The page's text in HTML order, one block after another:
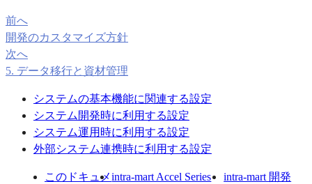
前へ
開発のカスタマイズ方針
次へ
5. データ移行と資材管理
システムの基本機能に関連する設定
システム開発時に利用する設定
システム運用時に利用する設定
外部システム連携時に利用する設定
このドキュメintra-mart Accel Series
intra-mart 開発